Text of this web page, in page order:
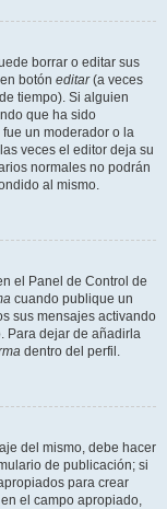
borrar o editar sus
botón editar(a veces
tiempo). Si alguien
que ha sido
un moderador o la
veces el editor deja su
normales no podrán
al mismo.
el Panel de Control de
cuando publique un
sus mensajes activando
Para dejar de añadirla
dentro del perfil.
del mismo, debe hacer
de publicación; si
para crear
el campo apropiado,